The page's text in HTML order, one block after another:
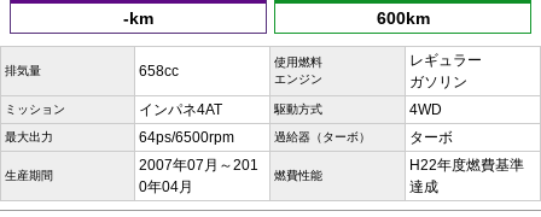
-km 600km
排気量 658cc
使用燃料
エンジン
レギュラー
ガソリン
ミッション インパネ4AT 駆動方式 4WD
最大出力 64ps/6500rpm 過給器（ターボ） ターボ
生産期間
2007年07月～201
0年04月
燃費性能
H22年度燃費基準
達成